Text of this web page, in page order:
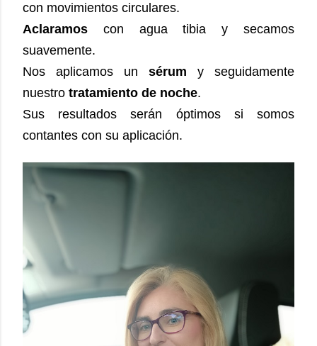
con movimientos circulares.
Aclaramos con agua tibia y secamos
suavemente.
Nos aplicamos un sérum y seguidamente
nuestro tratamiento de noche.
Sus resultados serán óptimos si somos
contantes con su aplicación.